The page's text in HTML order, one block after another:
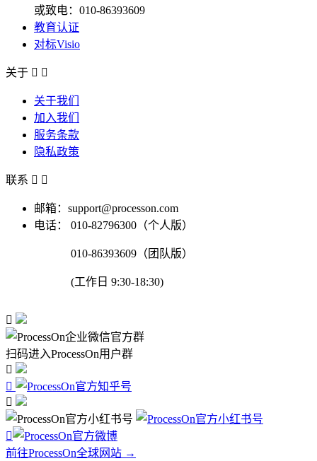
或致电：010-86393609
教育认证
对标Visio
关于  
关于我们
加入我们
服务条款
隐私政策
联系  
邮箱：support@processon.com
电话：
010-82796300（个人版）
010-86393609（团队版）
(工作日 9:30-18:30)

扫码进入ProcessOn用户群




前往ProcessOn全球网站 →